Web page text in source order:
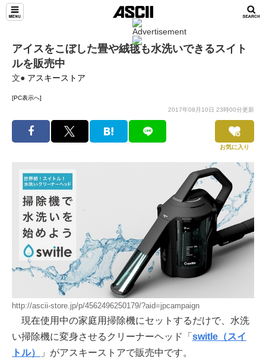
アイスをこぼした畳や絨毯も水洗いできるスイト
ルを販売中
文● アスキーストア
[PC表示へ]
2017年08月10日 23時00分更新
お気に入り
http://ascii-store.jp/p/4562496250179/?aid=jpcampaign
現在使用中の家庭用掃除機にセットするだけで、水洗
い掃除機に変身させるクリーナーヘッド「 switle（スイ
トル）
」がアスキーストアで販売中です。